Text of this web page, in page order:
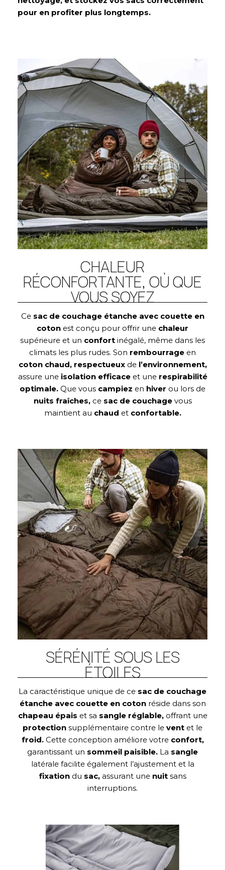
pour en profiter plus longtemps.
CHALEUR
RÉCONFORTANTE, OÙ QUE
VOUS SOYEZ
Ce sac de couchage étanche avec couette en
coton est conçu pour offrir une chaleur
supérieure et un confort inégalé, même dans les
climats les plus rudes. Son rembourrage en
coton chaud, respectueuxde l’environnement,
assure une isolation efficaceet une respirabilité
optimale. Que vous campiez en hiver ou lors de
nuits fraîches,ce sac de couchagevous
maintient au chaud et confortable.
SÉRÉNITÉ SOUS LES
ÉTOILES
La caractéristique unique de ce sac de couchage
étanche avec couette en coton réside dans son
chapeau épais et sa sangle réglable,offrant une
protection supplémentaire contre le vent et le
froid.Cette conception améliore votre confort,
garantissant un sommeil paisible. La sangle
latérale facilite également l’ajustement et la
fixationdu sac,assurant une nuitsans
interruptions.